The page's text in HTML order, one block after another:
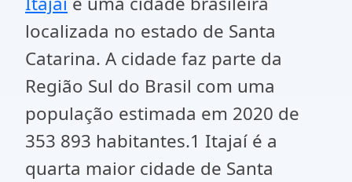
localizada no estado de Santa
Catarina. A cidade faz parte da
Região Sul do Brasil com uma
população estimada em 2020 de
353 893 habitantes.1 Itajaí é a
quarta maior cidade de Santa